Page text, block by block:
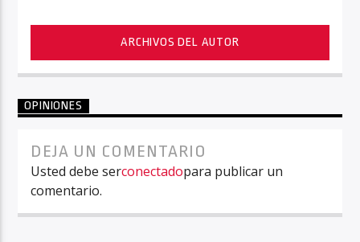
ARCHIVOS DEL AUTOR
OPINIONES
DEJA UN COMENTARIO
Usted debe serconectadopara publicar un
comentario.